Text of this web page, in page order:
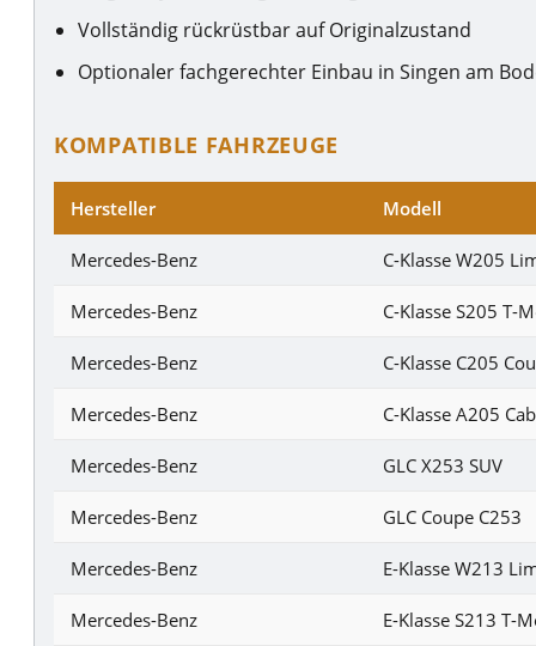
Vollständig rückrüstbar auf Originalzustand
Optionaler fachgerechter Einbau in Singen am
KOMPATIBLE FAHRZEUGE
Hersteller Modell
Mercedes-Benz C-Klasse W205
Mercedes-Benz C-Klasse S205 T-
Mercedes-Benz C-Klasse C205
Mercedes-Benz C-Klasse A205
Mercedes-Benz GLC X253 SUV
Mercedes-Benz GLC Coupe C253
Mercedes-Benz E-Klasse W213
Mercedes-Benz E-Klasse S213 T-